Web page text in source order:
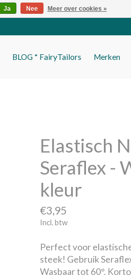
BLOG * FairyTailors Merken
Elastisch
Seraflex -
kleur
€3,95
Incl. btw
Perfect voor
steek! Gebruik
Wasbaar tot 60°.
Ja Nee Meer over cookies »